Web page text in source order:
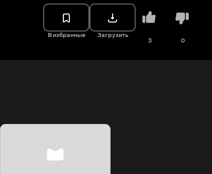
В избранные Загрузить
3 0